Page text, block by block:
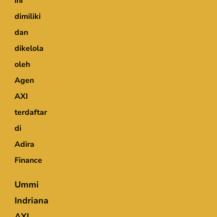
dimiliki
dan
dikelola
oleh
Agen
AXI
terdaftar
di
Adira
Finance
Ummi
Indriana